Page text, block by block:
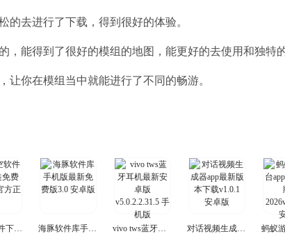
的去进行了下载，得到很好的体验。
，能得到了很好的模组的地图，能更好的去使用和独特
让你在模组当中就能进行了不同的畅游。
软天空软件下载安装免费版 海豚软件库手机版最新免费版 vivo tws蓝牙耳机最新安卓版 对话视频生成器app最新版本下载